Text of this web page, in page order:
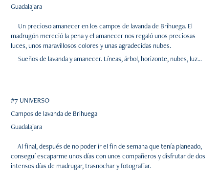
Guadalajara
Un precioso amanecer en los campos de lavanda de Brihuega. El
madrugón mereció la pena y el amanecer nos regaló unos preciosas
luces, unos maravillosos colores y unas agradecidas nubes.
Sueños de lavanda y amanecer. Líneas, árbol, horizonte, nubes, luz...
#7 UNIVERSO
Campos de lavanda de Brihuega
Guadalajara
Al final, después de no poder ir el fin de semana que tenía planeado,
conseguí escaparme unos días con unos compañeros y disfrutar de dos
intensos días de madrugar, trasnochar y fotografiar.